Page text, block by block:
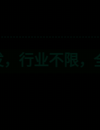
技术开发，